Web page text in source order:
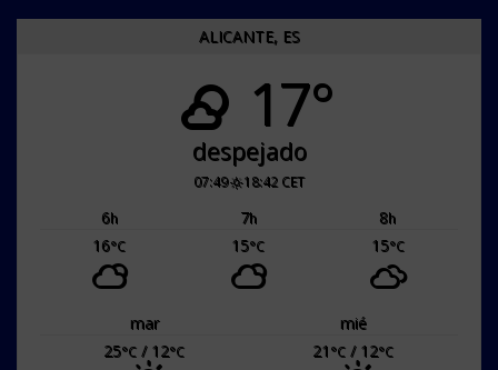
ALICANTE, ES
17°
despejado
07:49 18:42 CET
6h 7h 8h
16°C 15°C 15°C
mar
mié
25°C / 12°C 21°C / 12°C